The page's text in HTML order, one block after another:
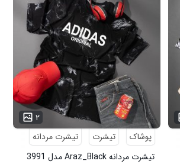
۲
...
پوشاک
تیشرت
تیشرت مردانه
تیشرت مردانه Araz_Black مدل 3991